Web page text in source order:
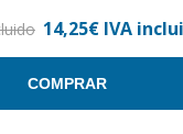
48
14,25€ IVA
COMPRAR